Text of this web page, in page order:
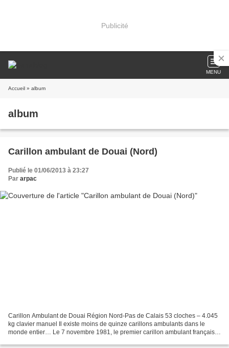
Publicité
MENU
Accueil » album
album
Carillon ambulant de Douai (Nord)
Publié le 01/06/2013 à 23:27
Par arpac
Carillon Ambulant de Douai Région Nord-Pas de Calais 53 cloches – 4.045
kg clavier manuel Il existe moins de quinze carillons ambulants dans le
monde entier… Le 7 novembre 1981, le premier carillon ambulant français